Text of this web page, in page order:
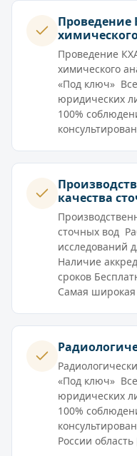
Проведение
Проведение
химического
«Под ключ»
юридических
100%
качества
сточных вод
исследований
Наличие
сроков
Самая
«Под ключ»
юридических
100%
России